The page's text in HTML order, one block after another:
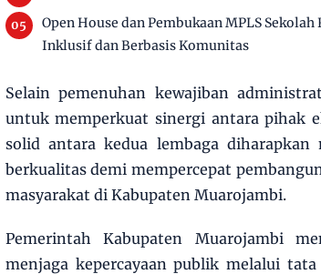
Open House dan Pembukaan MPLS
Inklusif dan Berbasis Komunitas
Selain pemenuhan kewajiban
untuk memperkuat sinergi antara pihak
solid antara kedua lembaga
berkualitas demi mempercepat
masyarakat di Kabupaten Muarojambi.
Pemerintah Kabupaten Muarojambi
menjaga kepercayaan publik melalui